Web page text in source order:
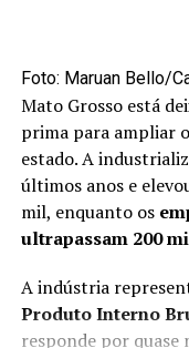
Mercado
oportunidades
Apesar do avanço
produção brasileira
mercado interno.
país é destinada ao
O primeiro
estratégica para as
Foto: Maruan Bello/
Mato Grosso está
prima para ampliar
estado. A
últimos anos e
mil, enquanto os
ultrapassam 200
A indústria
Produto Interno
responde por quase